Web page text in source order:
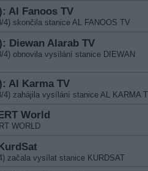
Al Fanoos TV
4) skončila stanice AL FANOOS TV
Diewan Alarab TV
4) obnovila vysílání stanice DIEWAN
Al Karma TV
4) zahájila vysílání stanice AL KARMA
World
WORLD
začala vysílat stanice KURDSAT